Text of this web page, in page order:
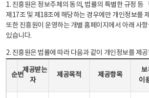
1. 진흥원은 정보주체의 동의, 법률의 특별한 규정 등
제17조 및 제18조에 해당하는 경우에만 개인정보를
또한 진흥원이 운영하는 개별 홈페이지에서 아래 사
있습니다.
2. 진흥원은 법률에 따라 다음과 같이 개인정보를 제
순번
제공받는
자
제공목적 제공항목
보
이